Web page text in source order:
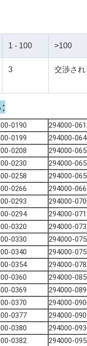
1 - 100 >100
3 交渉さ
0190 294000-
0199 294000-
0208 294000-
0230 294000-
0258 294000-
0266 294000-
0293 294000-
0294 294000-
0320 294000-
0330 294000-
0340 294000-
0354 294000-
0360 294000-
0369 294000-
0370 294000-
0377 294000-
0380 294000-
0382 294000-